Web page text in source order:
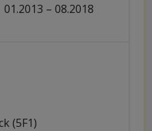
01.2013 – 08.2018
(5F1)